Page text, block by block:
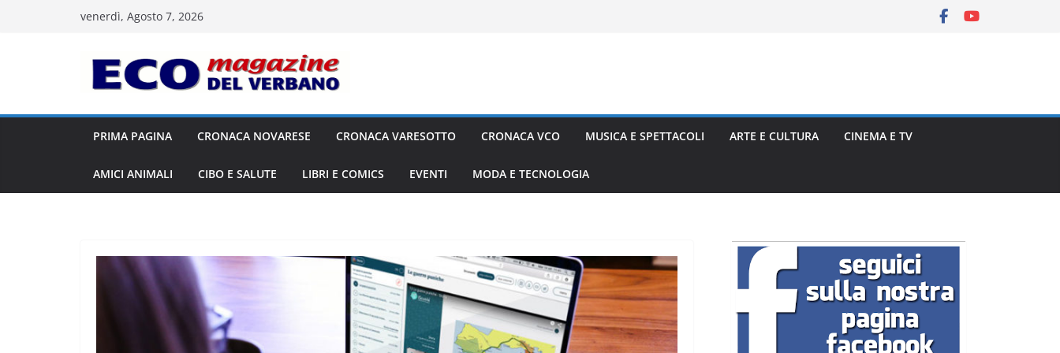
venerdì, Agosto 7, 2026
PRIMA PAGINA CRONACA NOVARESE CRONACA VARESOTTO CRONACA VCO MUSICA E SPETTACOLI ARTE E CULTURA CINEMA E TV
AMICI ANIMALI CIBO E SALUTE LIBRI E COMICS EVENTI MODA E TECNOLOGIA